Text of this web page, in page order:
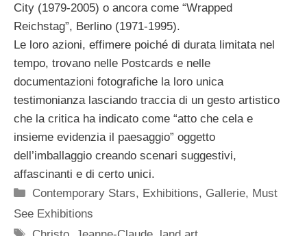
City (1979-2005) o ancora come “Wrapped
Reichstag”, Berlino (1971-1995).
Le loro azioni, effimere poiché di durata limitata nel
tempo, trovano nelle Postcards e nelle
documentazioni fotografiche la loro unica
testimonianza lasciando traccia di un gesto artistico
che la critica ha indicato come “atto che cela e
insieme evidenzia il paesaggio” oggetto
dell’imballaggio creando scenari suggestivi,
affascinanti e di certo unici.
Categorie
Contemporary Stars, Exhibitions, Gallerie, Must
See Exhibitions
Tag